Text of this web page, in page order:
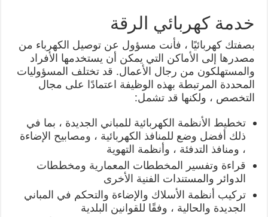
خدمة كهربائي الرقة
بصفتك كهربائيًا ، فأنت مسؤول عن توصيل الكهرباء من
مصدرها إلى الأماكن التي يمكن أن يستخدمها الأفراد
والمستهلكون من رجال الأعمال. قد تختلف المسؤوليات
المحددة المرتبطة بهذه الوظيفة اعتمادًا على مجال
التخصص ، ولكنها قد تشمل:
تخطيط الأنظمة الكهربائية للمباني الجديدة ، بما في
ذلك أفضل وضع للمنافذ الكهربائية ، ومصابيح الإضاءة
، ومنافذ التدفئة ، وأنظمة التهوية
قراءة وتفسير المخططات المعمارية ومخططات
الدوائر والمستندات الفنية الأخرى
تركيب أنظمة الأسلاك والإضاءة والتحكم في المباني
الجديدة والحالية ، وفقًا للقوانين البلدية